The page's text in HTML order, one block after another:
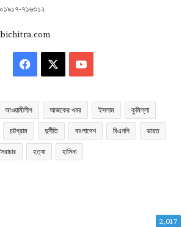
৭১৬৩১২
Facebook YouTube
আওয়ামীলীগ আজকের খবর ইসলাম কুমিল্লা
চট্টগ্রাম দুর্নীতি বাংলাদেশ বিএনপি ভারত
হত্যা হাসিনা
2,017